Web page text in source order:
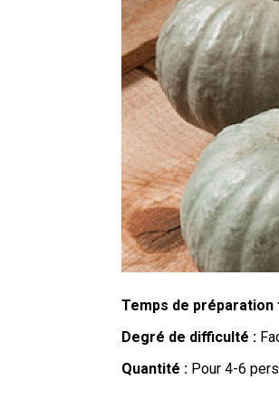
Temps de préparation
Degré de difficulté :
Quantité : Pour 4-6